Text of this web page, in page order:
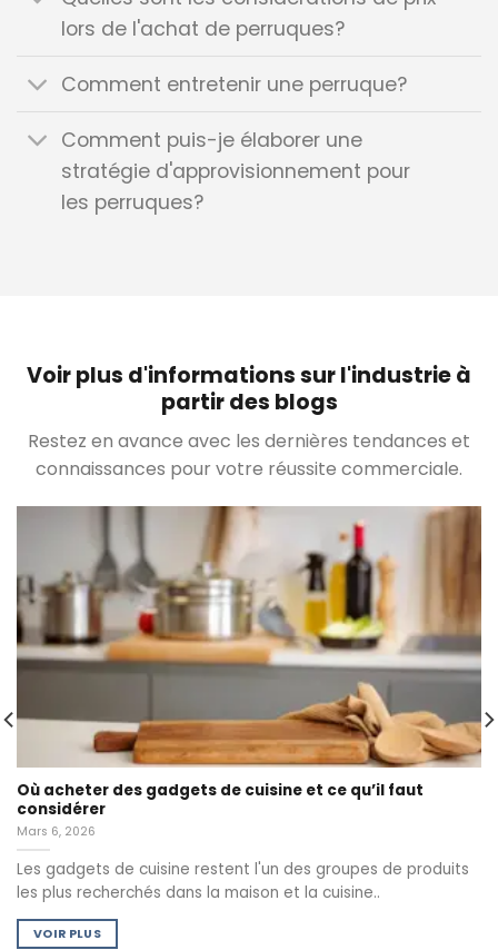
lors de l'achat de perruques?
Comment entretenir une perruque?
Comment puis-je élaborer une
stratégie d'approvisionnement pour
les perruques?
Voir plus d'informations sur l'industrie à
partir des blogs
Restez en avance avec les dernières tendances et
connaissances pour votre réussite commerciale.
Où acheter des gadgets de cuisine et ce qu’il faut
considérer
Mars 6, 2026
Les gadgets de cuisine restent l'un des groupes de produits
les plus recherchés dans la maison et la cuisine..
VOIR PLUS